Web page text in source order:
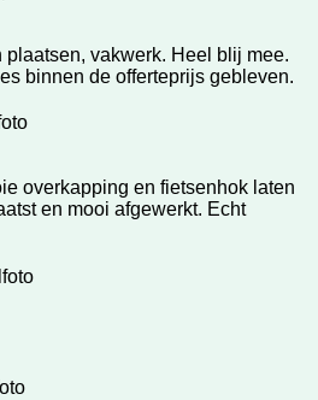
plaatsen, vakwerk. Heel blij mee.
binnen de offerteprijs gebleven.
overkapping en fietsenhok laten
en mooi afgewerkt. Echt